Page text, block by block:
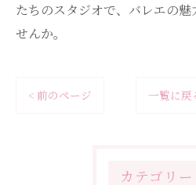
たちのスタジオで、バレエの
せんか。
< 前のページ 一覧に戻
カテゴリー